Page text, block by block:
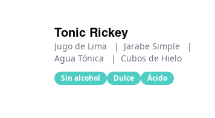
Tonic Rickey
Jugo de Lima | Jarabe Simple
|
Agua Tónica
| Cubos de Hielo
Sin alcohol Dulce Ácido